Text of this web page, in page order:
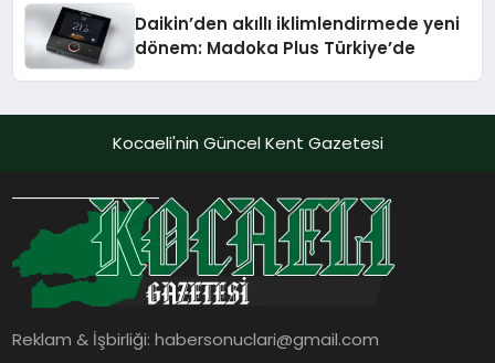
Daikin’den akıllı iklimlendirmede yeni
dönem: Madoka Plus Türkiye’de
Kocaeli'nin Güncel Kent Gazetesi
Reklam & İşbirliği:habersonuclari@gmail.com